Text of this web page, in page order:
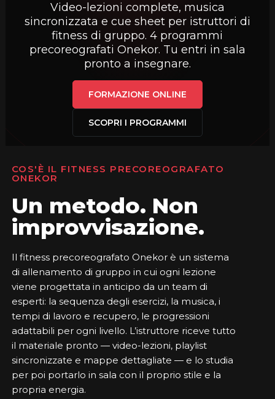
Video-lezioni complete, musica
sincronizzata e cue sheet per istruttori di
fitness di gruppo. 4 programmi
precoreografati Onekor. Tu entri in sala
pronto a insegnare.
FORMAZIONE ONLINE
SCOPRI I PROGRAMMI
COS'È IL FITNESS PRECOREOGRAFATO
ONEKOR
Un metodo. Non
improvvisazione.
Il fitness precoreografato Onekor è un sistema
di allenamento di gruppo in cui ogni lezione
viene progettata in anticipo da un team di
esperti: la sequenza degli esercizi, la musica, i
tempi di lavoro e recupero, le progressioni
adattabili per ogni livello. L’istruttore riceve tutto
il materiale pronto — video-lezioni, playlist
sincronizzate e mappe dettagliate — e lo studia
per poi portarlo in sala con il proprio stile e la
propria energia.